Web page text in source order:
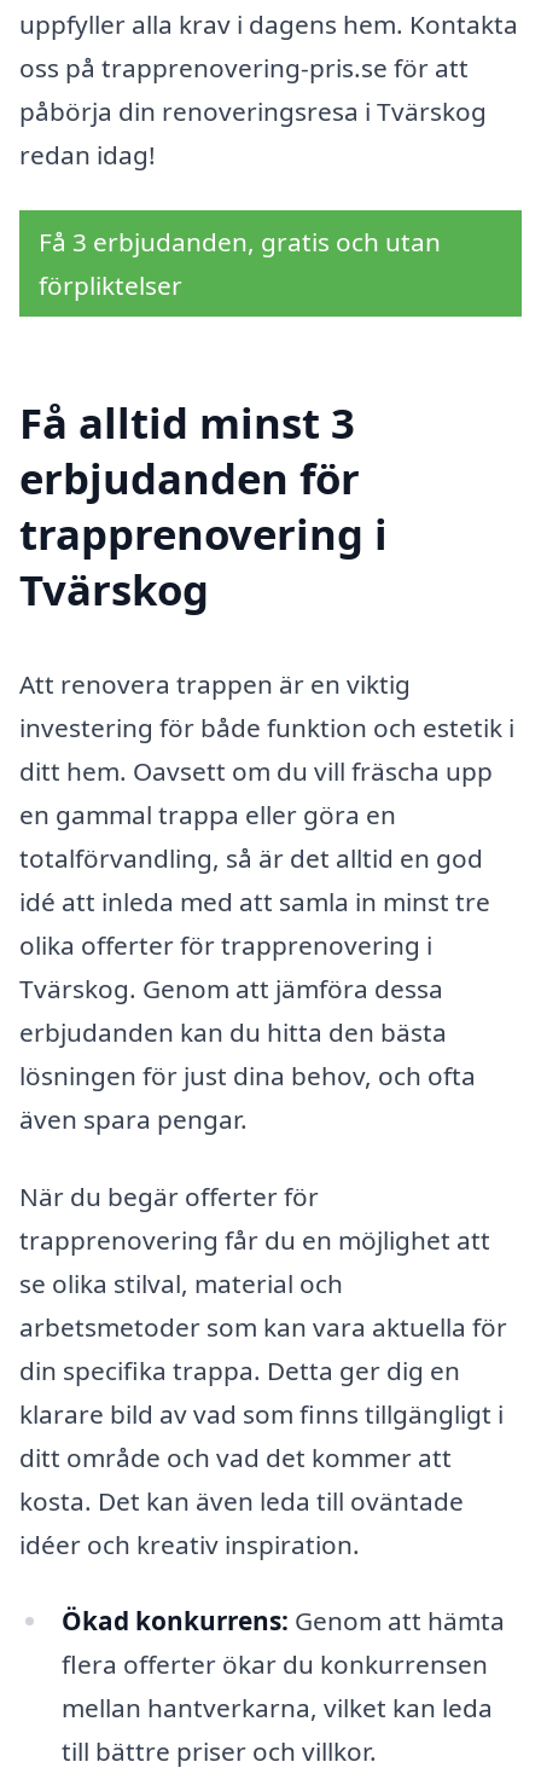
uppfyller alla krav i dagens hem. Kontakta
oss på trapprenovering-pris.se för att
påbörja din renoveringsresa i Tvärskog
redan idag!
Få 3 erbjudanden, gratis och utan
förpliktelser
Få alltid minst 3
erbjudanden för
trapprenovering i
Tvärskog
Att renovera trappen är en viktig
investering för både funktion och estetik i
ditt hem. Oavsett om du vill fräscha upp
en gammal trappa eller göra en
totalförvandling, så är det alltid en god
idé att inleda med att samla in minst tre
olika offerter för trapprenovering i
Tvärskog. Genom att jämföra dessa
erbjudanden kan du hitta den bästa
lösningen för just dina behov, och ofta
även spara pengar.
När du begär offerter för
trapprenovering får du en möjlighet att
se olika stilval, material och
arbetsmetoder som kan vara aktuella för
din specifika trappa. Detta ger dig en
klarare bild av vad som finns tillgängligt i
ditt område och vad det kommer att
kosta. Det kan även leda till oväntade
idéer och kreativ inspiration.
Ökad konkurrens: Genom att hämta
flera offerter ökar du konkurrensen
mellan hantverkarna, vilket kan leda
till bättre priser och villkor.